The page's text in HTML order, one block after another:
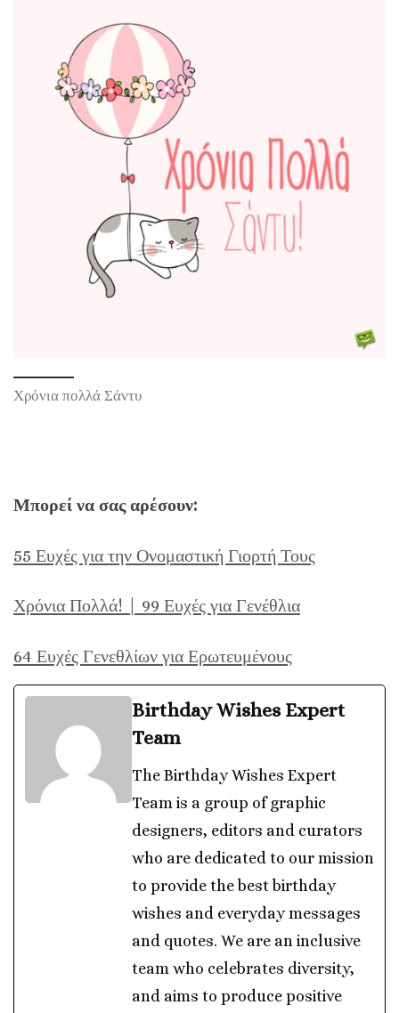
Χρόνια πολλά Σάντυ
Μπορεί να σας αρέσουν:
55 Ευχές για την Ονομαστική Γιορτή Τους
Χρόνια Πολλά! | 99 Ευχές για Γενέθλια
64 Ευχές Γενεθλίων για Ερωτευμένους
Birthday Wishes Expert
Team
The Birthday Wishes Expert
Team is a group of graphic
designers, editors and curators
who are dedicated to our mission
to provide the best birthday
wishes and everyday messages
and quotes. We are an inclusive
team who celebrates diversity,
and aims to produce positive